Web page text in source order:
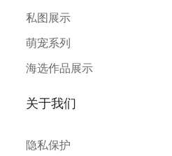
私图展示
萌宠系列
海选作品展示
关于我们
隐私保护